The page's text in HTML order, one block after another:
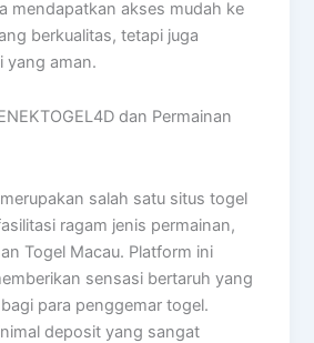
mendapatkan akses mudah ke
berkualitas, tetapi juga
yang aman.
dan Permainan
salah satu situs togel
ragam jenis permainan,
Togel Macau. Platform ini
sensasi bertaruh yang
para penggemar togel.
deposit yang sangat